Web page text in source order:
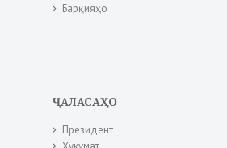
Барқияҳо
ҶАЛАСАҲО
Президент